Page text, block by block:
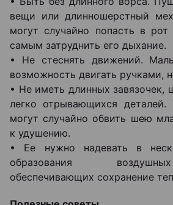
вещи или длинношерстный
могут случайно попасть в
самым затруднить его дыхание.
• Не стеснять движений.
возможность двигать ручками,
• Не иметь длинных завязочек,
легко отрывающихся деталей.
могут случайно обвить шею
к удушению.
• Ее нужно надевать в
образования
обеспечивающих сохранение